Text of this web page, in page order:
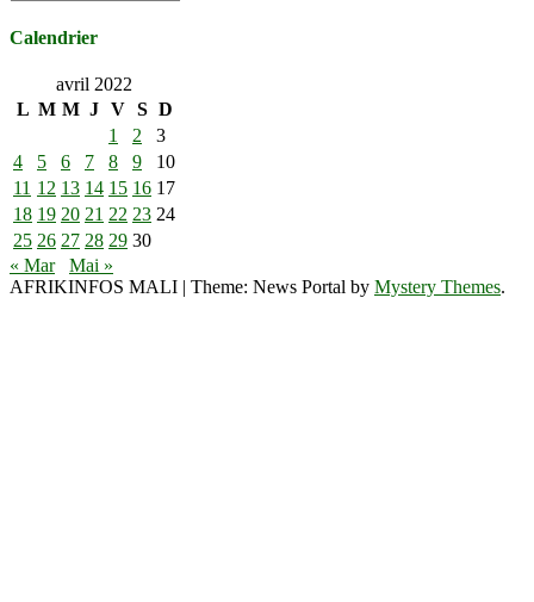
Calendrier
avril 2022
L M M J V S D
1
2
3
4
5 6 7 8 9
10
11 12 13 14 15 16 17
18 19 20 21 22 23 24
25 26 27 28 29 30
« Mar
Mai »
AFRIKINFOS MALI | Theme: News Portal by Mystery Themes.